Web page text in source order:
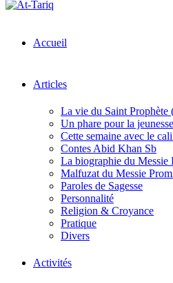
Accueil
Articles
La vie du Saint Prophète
Un phare pour la jeunesse
Cette semaine avec le
Contes Abid Khan Sb
La biographie du Messie
Malfuzat du Messie
Paroles de Sagesse
Personnalité
Religion & Croyance
Pratique
Divers
Activités